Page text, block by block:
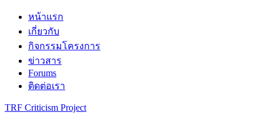
Skip
content
หน้าแรก
เกี่ยวกับ
กิจกรรมโครงการ
ข่าวสาร
Forums
ติดต่อเรา
TRF Criticism Project